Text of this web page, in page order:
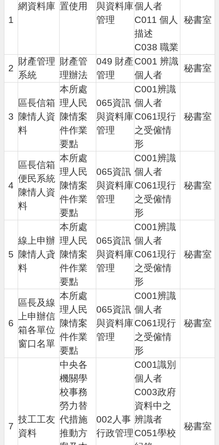
請
進
階
大
介
訊
告
資
關
1
網資料庫 置使用
與資料庫
管理
個人者
C011 個人
描述
C038 職業
秘書室
2
財產管理
系統
財產管
理辦法
049 財產
管理
C001 辨識
個人者
秘書室
3
區長信箱
陳情人資
料
本所處
理人民
陳情案
件作業
要點
065資訊
與資料庫
管理
C001辨識
個人者
C061現行
之受僱情
形
秘書室
4
區長信箱
便民系統
陳情人資
料
本所處
理人民
陳情案
件作業
要點
065資訊
與資料庫
管理
C001辨識
個人者
C061現行
之受僱情
形
秘書室
5
線上申辦
陳情人貣
料
本所處
理人民
陳情案
件作業
要點
065資訊
與資料庫
管理
C001辨識
個人者
C061現行
之受僱情
形
秘書室
6
區長及線
上申辦信
箱各單位
窗口名單
本所處
理人民
陳情案
件作業
要點
065資訊
與資料庫
管理
C001辨識
個人者
C061現行
之受僱情
形
秘書室
7
技工工友
資料
中央各
機關學
校事務
勞力替
代措施
推動方
002人事
行政管理
C001識別
個人者
C003政府
資料中之
辨識者
C051學校
秘書室